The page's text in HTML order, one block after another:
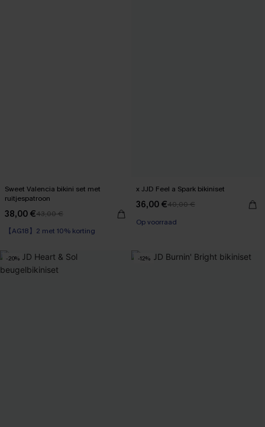
Sweet Valencia bikini set met
ruitjespatroon
38,00 €43,00 €
【AG18】2 met 10% korting
Op voorraad
x JJD Feel a Spark bikiniset
36,00 €40,00 €
Op voorraad
-20% -12%